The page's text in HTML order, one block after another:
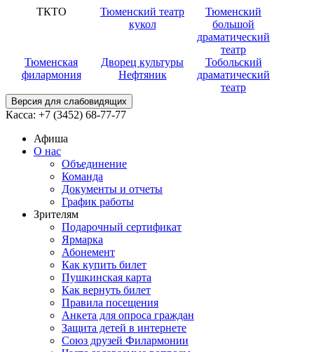
ТКТО
Тюменский театр
кукол
Тюменский
большой
драматический
театр
Тюменская
филармония
Дворец культуры
Нефтяник
Тобольский
драматический
театр
Версия для слабовидящих
Касса: +7 (3452) 68-77-77
Афиша
О нас
Объединение
Команда
Документы и отчеты
График работы
Зрителям
Подарочный сертификат
Ярмарка
Абонемент
Как купить билет
Пушкинская карта
Как вернуть билет
Правила посещения
Анкета для опроса граждан
Защита детей в интернете
Союз друзей Филармонии